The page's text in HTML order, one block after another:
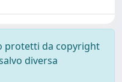
protetti da copyright
diversa